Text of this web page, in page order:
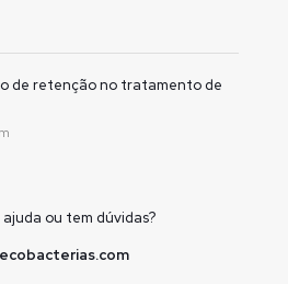
de retenção no tratamento de
ajuda ou tem dúvidas?